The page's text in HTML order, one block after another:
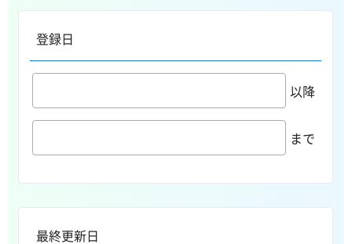
登録日
以降
まで
最終更新日